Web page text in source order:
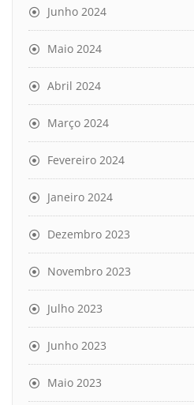
Junho 2024
Maio 2024
Abril 2024
Março 2024
Fevereiro 2024
Janeiro 2024
Dezembro 2023
Novembro 2023
Julho 2023
Junho 2023
Maio 2023